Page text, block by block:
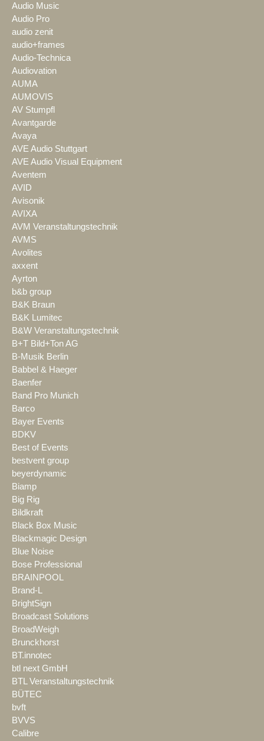
Audio Music
Audio Pro
audio zenit
audio+frames
Audio-Technica
Audiovation
AUMA
AUMOVIS
AV Stumpfl
Avantgarde
Avaya
AVE Audio Stuttgart
AVE Audio Visual Equipment
Aventem
AVID
Avisonik
AVIXA
AVM Veranstaltungstechnik
AVMS
Avolites
axxent
Ayrton
b&b group
B&K Braun
B&K Lumitec
B&W Veranstaltungstechnik
B+T Bild+Ton AG
B-Musik Berlin
Babbel & Haeger
Baenfer
Band Pro Munich
Barco
Bayer Events
BDKV
Best of Events
bestvent group
beyerdynamic
Biamp
Big Rig
Bildkraft
Black Box Music
Blackmagic Design
Blue Noise
Bose Professional
BRAINPOOL
Brand-L
BrightSign
Broadcast Solutions
BroadWeigh
Brunckhorst
BT.innotec
btl next GmbH
BTL Veranstaltungstechnik
BÜTEC
bvft
BVVS
Calibre